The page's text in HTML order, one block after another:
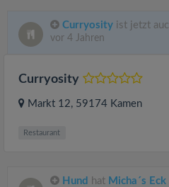
Curryosity ist jetzt
vor 4 Jahren
Curryosity
Markt 12, 59174 Kamen
Restaurant
Hund hat Micha´s Eck